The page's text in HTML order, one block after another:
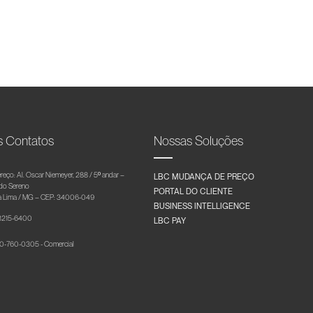
Contatos
Al. Oscar Niemeyer, 288 / 5º andar –
Sereno
Lima / MG – CEP: 34006-049
6400
760-0305 - Comercial
Nossas Soluções
LBC MUDANÇA DE PREÇO
PORTAL DO CLIENTE
BUSINESS INTELLIGENCE
LBC PAY